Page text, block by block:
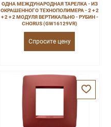
ОДНА МЕЖДУНАРОДНАЯ ТАРЕЛКА - ИЗ
ОКРАШЕННОГО ТЕХНОПОЛИМЕРА - 2 + 2
+ 2 + 2 МОДУЛЯ ВЕРТИКАЛЬНО - РУБИН -
CHORUS (GW16129VR)
Спросите цену